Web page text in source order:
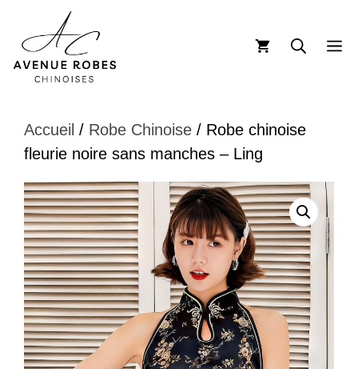
contenu
Accueil / Robe Chinoise / Robe chinoise
fleurie noire sans manches – Ling